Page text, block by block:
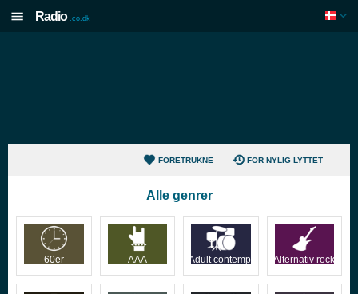
Radio .co.dk
FORETRUKNE FOR NYLIG LYTTET
Alle genrer
60er AAA Adult contemp. Alternativ rock